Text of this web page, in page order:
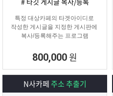
특정 대상카페의 타겟아이디로
작성한 게시글을 지정한 게시판에
복사/등록해주는 프로그램
800,000 원
N사카페주소 추출기